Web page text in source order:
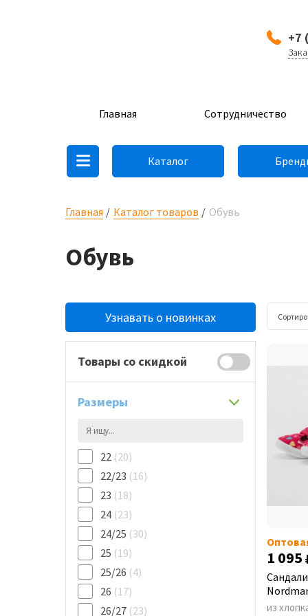
+7
Главная Сотрудничество
Каталог
Главная Каталог товаров Обувь
Обувь
Узнавать о новинках
Товары со скидкой
Размеры
22 (20)
22/23 (16)
23 (18)
24 (23)
24/25 (30)
25 (19)
25/26 (4)
26 (17)
26/27 (23)
1 095
из